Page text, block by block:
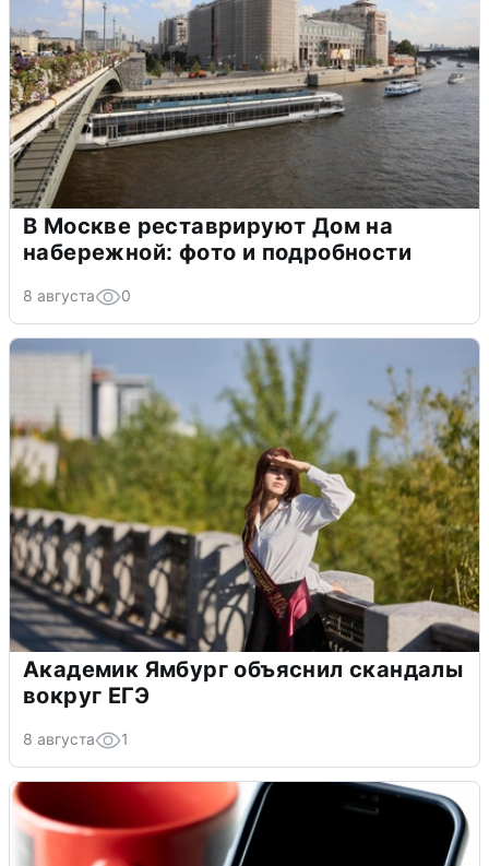
В Москве реставрируют Дом на
набережной: фото и подробности
8 августа 0
Академик Ямбург объяснил скандалы
вокруг ЕГЭ
8 августа 1